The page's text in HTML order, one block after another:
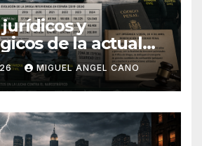
y
de la actual
el narcotráfico
España
MIGUEL ANGEL CANO